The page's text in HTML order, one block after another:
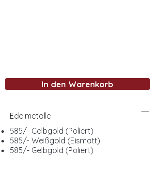
In den Warenkorb
Edelmetalle
585/- Gelbgold (Poliert)
585/- Weißgold (Eismatt)
585/- Gelbgold (Poliert)